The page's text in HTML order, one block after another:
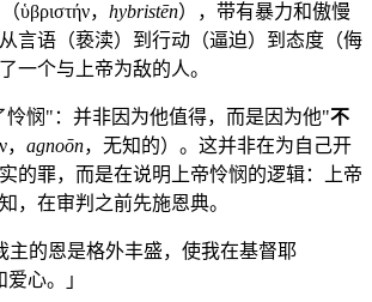
， hybristēn），带有暴力和傲慢
言语（亵渎）到行动（逼迫）到态度（侮
一个与上帝为敌的人。
悯"：并非因为他值得，而是因为他"不
agnoōn，无知的）。这并非在为自己开
的罪，而是在说明上帝怜悯的逻辑：上帝
，在审判之前先施恩典。
主的恩是格外丰盛，使我在基督耶
心。」